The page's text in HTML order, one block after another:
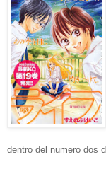
dentro del numero dos